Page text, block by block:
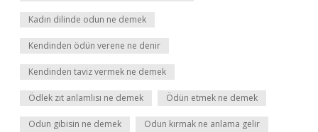
Kadın dilinde odun ne demek
Kendinden ödün verene ne denir
Kendinden taviz vermek ne demek
Ödlek zıt anlamlısı ne demek Ödün etmek ne demek
Odun gibisin ne demek Odun kırmak ne anlama gelir